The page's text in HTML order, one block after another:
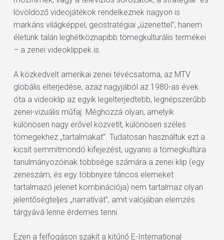
lövöldöző videojátékok rendelkeznek nagyon is
markáns világképpel, geostratégiai „üzenettel”, hanem
életünk talán leghétköznapibb tömegkulturális termékei
– a zenei videoklippek is.
A közkedvelt amerikai zenei tévécsatorna, az MTV
globális elterjedése, azaz nagyjából az 1980-as évek
óta a videoklip az egyik legelterjedtebb, legnépszerűbb
zenei-vizuális műfaj. Méghozzá olyan, amelyik
különösen nagy erővel közvetít, különösen széles
tömegekhez „tartalmakat”. Tudatosan használtuk ezt a
kicsit semmitmondó kifejezést, ugyanis a tömegkultúra
tanulmányozóinak többsége számára a zenei klip (egy
zeneszám, és egy többnyire táncos elemeket
tartalmazó jelenet kombinációja) nem tartalmaz olyan
jelentőségteljes „narratívát”, amit valójában elemzés
tárgyává lenne érdemes tenni.
Ezen a felfogáson szakít a kitűnő E-International